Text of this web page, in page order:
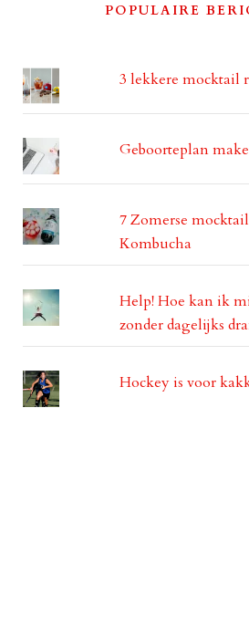
POPULAIRE
3 lekkere mocktail
Geboorteplan
7 Zomerse
Kombucha
Help! Hoe kan ik
zonder dagelijks
Hockey is voor